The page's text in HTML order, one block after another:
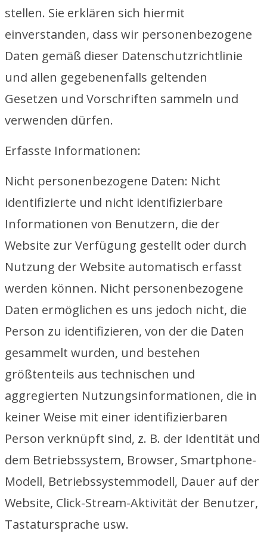
stellen. Sie erklären sich hiermit
einverstanden, dass wir personenbezogene
Daten gemäß dieser Datenschutzrichtlinie
und allen gegebenenfalls geltenden
Gesetzen und Vorschriften sammeln und
verwenden dürfen.
Erfasste Informationen:
Nicht personenbezogene Daten: Nicht
identifizierte und nicht identifizierbare
Informationen von Benutzern, die der
Website zur Verfügung gestellt oder durch
Nutzung der Website automatisch erfasst
werden können. Nicht personenbezogene
Daten ermöglichen es uns jedoch nicht, die
Person zu identifizieren, von der die Daten
gesammelt wurden, und bestehen
größtenteils aus technischen und
aggregierten Nutzungsinformationen, die in
keiner Weise mit einer identifizierbaren
Person verknüpft sind, z. B. der Identität und
dem Betriebssystem, Browser, Smartphone-
Modell, Betriebssystemmodell, Dauer auf der
Website, Click-Stream-Aktivität der Benutzer,
Tastatursprache usw.